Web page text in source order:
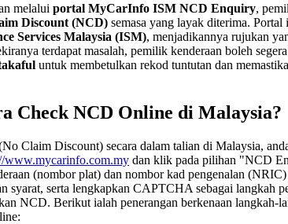
melalui portal MyCarInfo ISM NCD Enquiry,
Discount (NCD) semasa yang layak diterima. Portal
Services Malaysia (ISM), menjadikannya rujukan
terdapat masalah, pemilik kenderaan boleh
untuk membetulkan rekod tuntutan dan
Check NCD Online di Malaysia?
Claim Discount) secara dalam talian di Malaysia,
www.mycarinfo.com.my dan klik pada pilihan "NCD
(nombor plat) dan nombor kad pengenalan
syarat, serta lengkapkan CAPTCHA sebagai langkah
NCD. Berikut ialah penerangan berkenaan langkah-